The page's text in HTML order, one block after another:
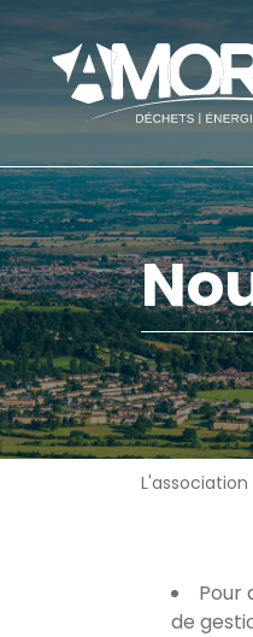
L'association
Pour
de